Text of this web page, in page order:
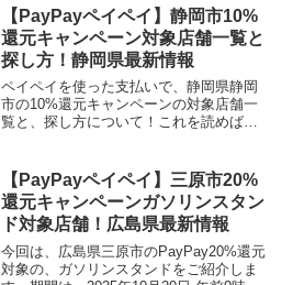
予約OK！最大10％ポ...
【PayPayペイペイ】静岡市10%
還元キャンペーン対象店舗一覧と
探し方！静岡県最新情報
ペイペイを使った支払いで、静岡県静岡
市の10%還元キャンペーンの対象店舗一
覧と、探し方について！これを読めば、
ン」の、対象店舗と探し方がわかりま
す。(func...
【PayPayペイペイ】三原市20%
還元キャンペーンガソリンスタン
ド対象店舗！広島県最新情報
今回は、広島県三原市のPayPay20%還元
対象の、ガソリンスタンドをご紹介しま